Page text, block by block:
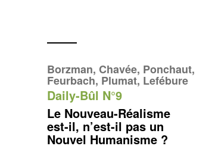
Borzman, Chavée, Ponchaut,
Feurbach, Plumat, Lefébure
Daily-Bûl N°9
Le Nouveau-Réalisme
est-il, n’est-il pas un
Nouvel Humanisme ?